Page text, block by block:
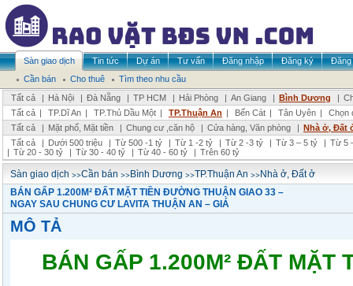
Sàn giao dịch Tin tức Dự án Tư vấn Đăng nhập Đăng ký
Đăng
Cần bán
Cho thuê
Tìm theo nhu cầu
Tất cả
| Hà Nội | Đà Nẵng | TP HCM | Hải Phòng | An Giang | Bình Dương |
Tất cả | TP.Dĩ An | TP.Thủ Dầu Một | TP.Thuận An | Bến Cát | Tân Uyên |
Chọn
Tất cả
| Mặt phố, Mặt tiền | Chung cư ,căn hộ | Cửa hàng, Văn phòng | Nhà ở, Đất
Tất cả
| Dưới 500 triệu | Từ 500 -1 tỷ | Từ 1 -2 tỷ | Từ 2 -3 tỷ | Từ 3 – 5 tỷ | Từ 5
| Từ 20 - 30 tỷ | Từ 30 - 40 tỷ | Từ 40 - 60 tỷ | Trên 60 tỷ
Sàn giao dịch >>Cần bán >>Bình Dương >>TP.Thuận An >>Nhà ở, Đất ở
BÁN GẤP 1.200M² ĐẤT MẶT TIỀN ĐƯỜNG THUẬN GIAO 33 –
NGAY SAU CHUNG CƯ LAVITA THUẬN AN – GIÁ
MÔ TẢ
BÁN GẤP 1.200M² ĐẤT MẶT